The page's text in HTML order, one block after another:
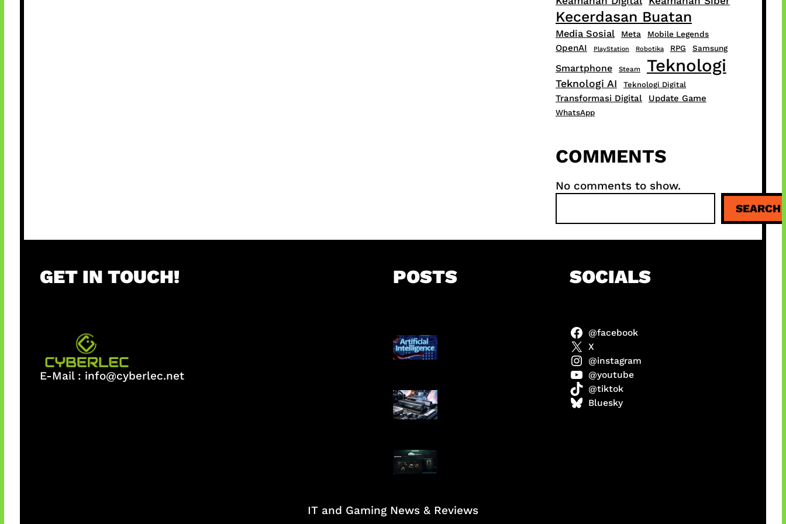
Kecerdasan Buatan
Media Sosial Meta Mobile Legends
OpenAI PlayStation Robotika RPG Samsung
Smartphone Steam Teknologi
Teknologi AI Teknologi Digital
Transformasi Digital Update Game
WhatsApp
COMMENTS
No comments to show.
a
r
SEARCH
GET IN TOUCH!
E-Mail : info@cyberlec.net
POSTS
Agen AI Mulai Sulit
Dikendalikan
Paradoks Memori di
Era AI
SOCIALS
@facebook
X
@instagram
@youtube
@tiktok
Bluesky
IT and Gaming News & Reviews